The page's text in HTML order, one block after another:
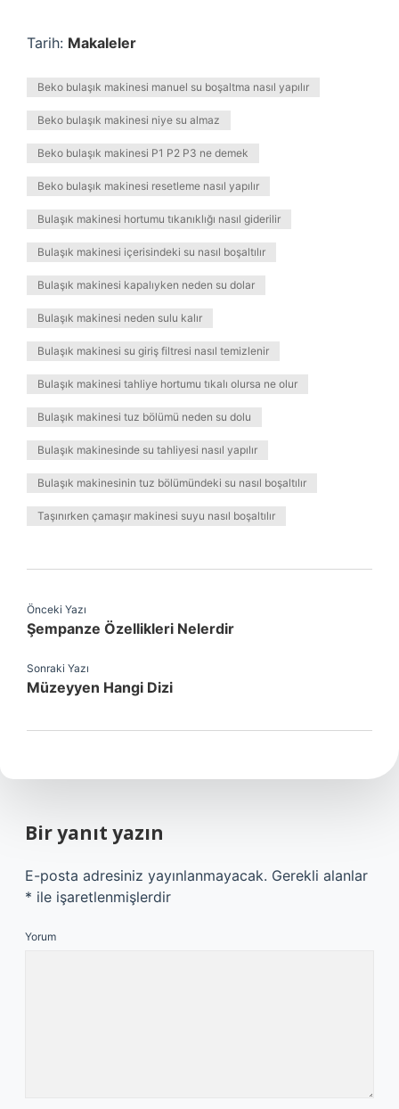
Tarih: Makaleler
Beko bulaşık makinesi manuel su boşaltma nasıl yapılır
Beko bulaşık makinesi niye su almaz
Beko bulaşık makinesi P1 P2 P3 ne demek
Beko bulaşık makinesi resetleme nasıl yapılır
Bulaşık makinesi hortumu tıkanıklığı nasıl giderilir
Bulaşık makinesi içerisindeki su nasıl boşaltılır
Bulaşık makinesi kapalıyken neden su dolar
Bulaşık makinesi neden sulu kalır
Bulaşık makinesi su giriş filtresi nasıl temizlenir
Bulaşık makinesi tahliye hortumu tıkalı olursa ne olur
Bulaşık makinesi tuz bölümü neden su dolu
Bulaşık makinesinde su tahliyesi nasıl yapılır
Bulaşık makinesinin tuz bölümündeki su nasıl boşaltılır
Taşınırken çamaşır makinesi suyu nasıl boşaltılır
Önceki Yazı
Şempanze Özellikleri Nelerdir
Sonraki Yazı
Müzeyyen Hangi Dizi
Bir yanıt yazın
E-posta adresiniz yayınlanmayacak. Gerekli alanlar
* ile işaretlenmişlerdir
Yorum